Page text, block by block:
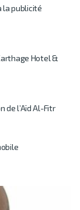
la publicité
Hotel &
de l’Aïd Al-Fitr